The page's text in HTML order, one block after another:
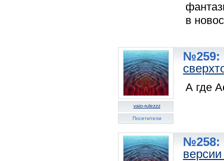
в
vaio-rulezzz
Посетители
№259:
А где
№258: